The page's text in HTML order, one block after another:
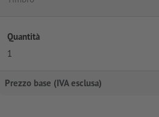
Quantità
1
Prezzo base (IVA esclusa)